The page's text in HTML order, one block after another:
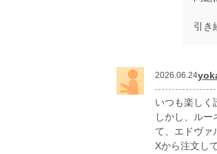
引き
2026.06.24
いつも楽しく
しかし、ル
て、エドヴァ
Xから注文し